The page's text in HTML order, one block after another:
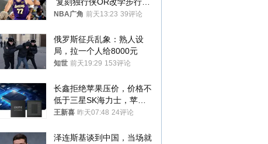
者？
NBA广角 前天13:23 39评论
俄罗斯征兵乱象：熟人设
局，拉一个人给8000元
知世 前天19:29 153评论
长鑫拒绝苹果压价，价格不
低于三星SK海力士，苹果
失去了议价权
王新喜 昨天07:48 24评论
泽连斯基谈到中国，当场就